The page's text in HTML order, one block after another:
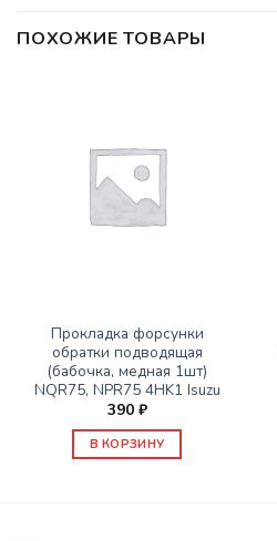
ПОХОЖИЕ ТОВАРЫ
Прокладка форсунки
обратки подводящая
(бабочка, медная 1шт)
NQR75, NPR75 4HK1 Isuzu
390 ₽
В КОРЗИНУ